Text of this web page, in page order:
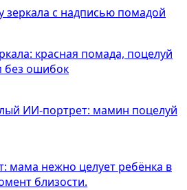
красная помада, поцелуй
без ошибок
мама нежно целует ребёнка в
близости.